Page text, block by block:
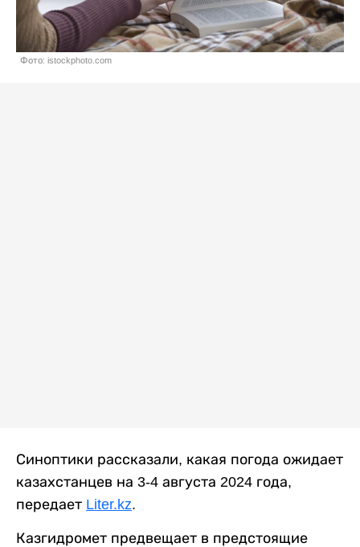
Фото: istockphoto.com
Синоптики рассказали, какая погода ожидает
казахстанцев на 3-4 августа 2024 года,
передает Liter.kz.
Казгидромет предвещает в предстоящие